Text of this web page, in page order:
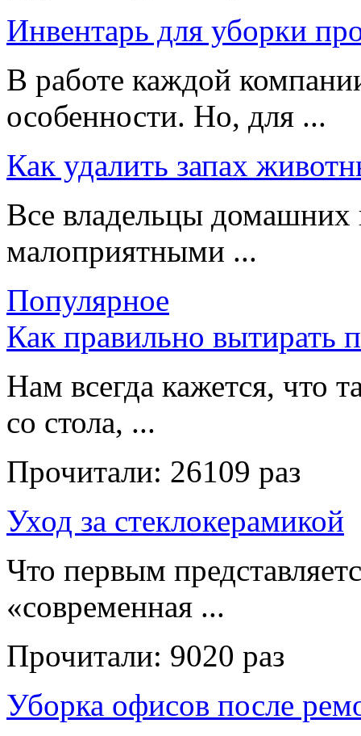
Инвентарь для уборки
В работе каждой
особенности. Но, для ...
Как удалить запах
Все владельцы домашних
малоприятными ...
Популярное
Как правильно вытирать
Нам всегда кажется, что
со стола, ...
Прочитали: 26109 раз
Уход за стеклокерамикой
Что первым
«современная ...
Прочитали: 9020 раз
Уборка офисов после